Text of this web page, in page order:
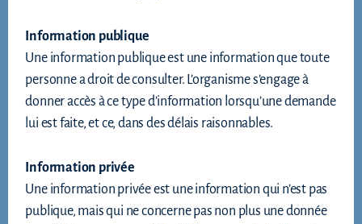
Information publique
Une information publique est une information que toute
personne a droit de consulter. L’organisme s’engage à
donner accès à ce type d’information lorsqu’une demande
lui est faite, et ce, dans des délais raisonnables.
Information privée
Une information privée est une information qui n’est pas
publique, mais qui ne concerne pas non plus une donnée